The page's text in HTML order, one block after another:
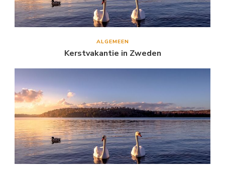
ALGEMEEN
Kerstvakantie in Zweden